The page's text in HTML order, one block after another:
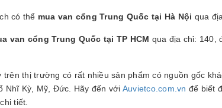
có thể mua van cổng Trung Quốc tại Hà Nội qua
van cổng Trung Quốc tại TP HCM qua địa chỉ: 140,
trên thị trường có rất nhiều sản phẩm có nguồn gốc
Nhĩ Kỳ, Mỹ, Đức. Hãy đến với Auvietco.com.vn để biết
tiết.